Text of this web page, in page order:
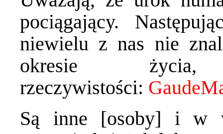
pociągający.
niewielu z nas nie
okresie
rzeczywistości:
Są inne [osoby] i w